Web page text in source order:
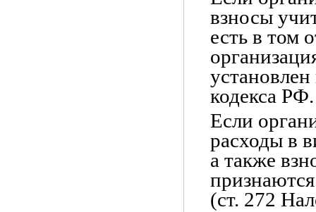
взносы
есть в том
кодекса РФ.
Если
расходы в
а также
(ст. 272